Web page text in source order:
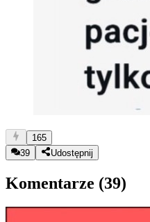
165
39
Udostępnij
Komentarze (39)